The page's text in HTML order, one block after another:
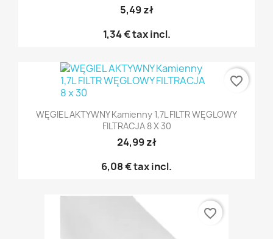
5,49 zł
1,34 €tax incl.
WĘGIEL AKTYWNY Kamienny 1,7L FILTR WĘGLOWY
FILTRACJA 8 X 30
24,99 zł
6,08 €tax incl.
favorite_border
favorite_border